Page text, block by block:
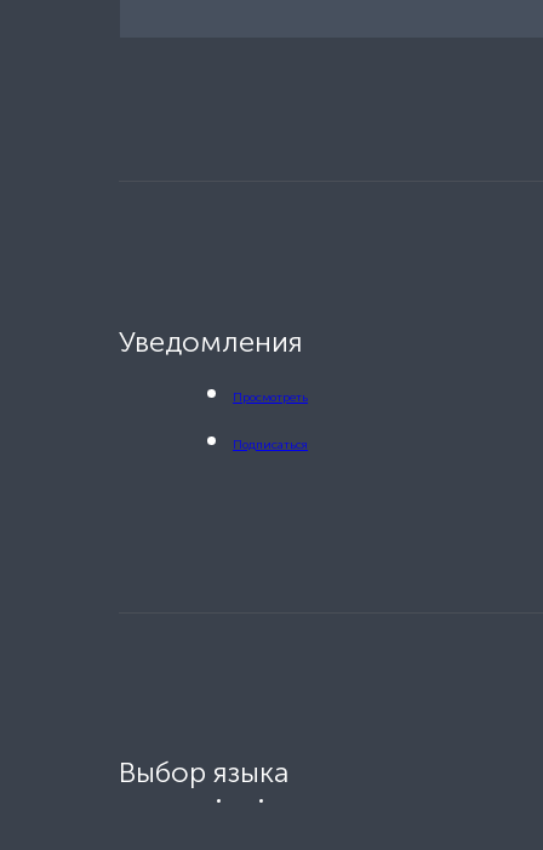
Уведомления
Просмотреть
Подписаться
Выбор языка